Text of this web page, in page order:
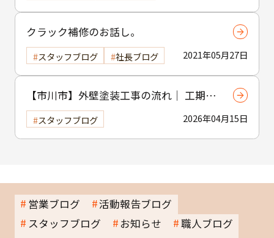
クラック補修のお話し。
2021年05月27日
スタッフブログ 社長ブログ
【市川市】外壁塗装工事の流れ｜ 工期・
工程・作業内容をわかりやすく解説2026年04月15日
スタッフブログ
営業ブログ
活動報告ブログ
スタッフブログ
お知らせ
職人ブログ